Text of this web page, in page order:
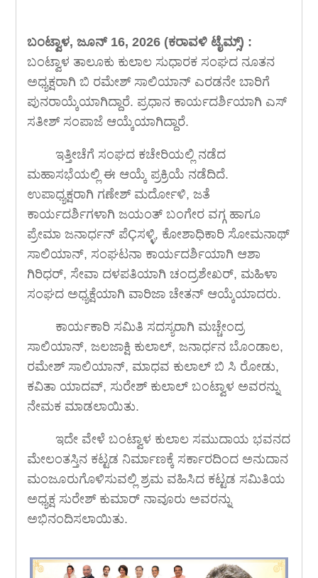
ಬಂಟ್ವಾಳ, ಜೂನ್ 16, 2026 (ಕರಾವಳಿ ಟೈಮ್ಸ್) :
ಬಂಟ್ವಾಳ ತಾಲೂಕು ಕುಲಾಲ ಸುಧಾರಕ ಸಂಘದ ನೂತನ
ಅಧ್ಯಕ್ಷರಾಗಿ ಬಿ ರಮೇಶ್ ಸಾಲಿಯಾನ್ ಎರಡನೇ ಬಾರಿಗೆ
ಪುನರಾಯ್ಕೆಯಾಗಿದ್ದಾರೆ. ಪ್ರಧಾನ ಕಾರ್ಯದರ್ಶಿಯಾಗಿ ಎಸ್
ಸತೀಶ್ ಸಂಪಾಜೆ ಆಯ್ಕೆಯಾಗಿದ್ದಾರೆ.
ಇತ್ತೀಚೆಗೆ ಸಂಘದ ಕಚೇರಿಯಲ್ಲಿ ನಡೆದ
ಮಹಾಸಭೆಯಲ್ಲಿ ಈ ಆಯ್ಕೆ ಪ್ರಕ್ರಿಯೆ ನಡೆದಿದೆ.
ಉಪಾಧ್ಯಕ್ಷರಾಗಿ ಗಣೇಶ್ ಮರ್ದೋಳಿ, ಜತೆ
ಕಾರ್ಯದರ್ಶಿಗಳಾಗಿ ಜಯಂತ್ ಬಂಗೇರ ವಗ್ಗ ಹಾಗೂ
ಪ್ರೇಮಾ ಜನಾರ್ಧನ್ ಪೆÇಸಳ್ಳಿ, ಕೋಶಾಧಿಕಾರಿ ಸೋಮನಾಥ್
ಸಾಲಿಯಾನ್, ಸಂಘಟನಾ ಕಾರ್ಯದರ್ಶಿಯಾಗಿ ಆಶಾ
ಗಿರಿಧರ್, ಸೇವಾ ದಳಪತಿಯಾಗಿ ಚಂದ್ರಶೇಖರ್, ಮಹಿಳಾ
ಸಂಘದ ಅಧ್ಯಕ್ಷೆಯಾಗಿ ವಾರಿಜಾ ಚೇತನ್ ಆಯ್ಕೆಯಾದರು.
ಕಾರ್ಯಕಾರಿ ಸಮಿತಿ ಸದಸ್ಯರಾಗಿ ಮಚ್ಚೇಂದ್ರ
ಸಾಲಿಯಾನ್, ಜಲಜಾಕ್ಷಿ ಕುಲಾಲ್, ಜನಾರ್ಧನ ಬೊಂಡಾಲ,
ರಮೇಶ್ ಸಾಲಿಯಾನ್, ಮಾಧವ ಕುಲಾಲ್ ಬಿ ಸಿ ರೋಡು,
ಕವಿತಾ ಯಾದವ್, ಸುರೇಶ್ ಕುಲಾಲ್ ಬಂಟ್ವಾಳ ಅವರನ್ನು
ನೇಮಕ ಮಾಡಲಾಯಿತು.
ಇದೇ ವೇಳೆ ಬಂಟ್ವಾಳ ಕುಲಾಲ ಸಮುದಾಯ ಭವನದ
ಮೇಲಂತಸ್ತಿನ ಕಟ್ಟಡ ನಿರ್ಮಾಣಕ್ಕೆ ಸರ್ಕಾರದಿಂದ ಅನುದಾನ
ಮಂಜೂರುಗೊಳಿಸುವಲ್ಲಿ ಶ್ರಮ ವಹಿಸಿದ ಕಟ್ಟಡ ಸಮಿತಿಯ
ಅಧ್ಯಕ್ಷ ಸುರೇಶ್ ಕುಮಾರ್ ನಾವೂರು ಅವರನ್ನು
ಅಭಿನಂದಿಸಲಾಯಿತು.